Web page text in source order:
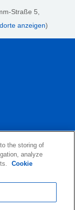
Straße 5
anzeigen)
the storing of
analyze
Cookie